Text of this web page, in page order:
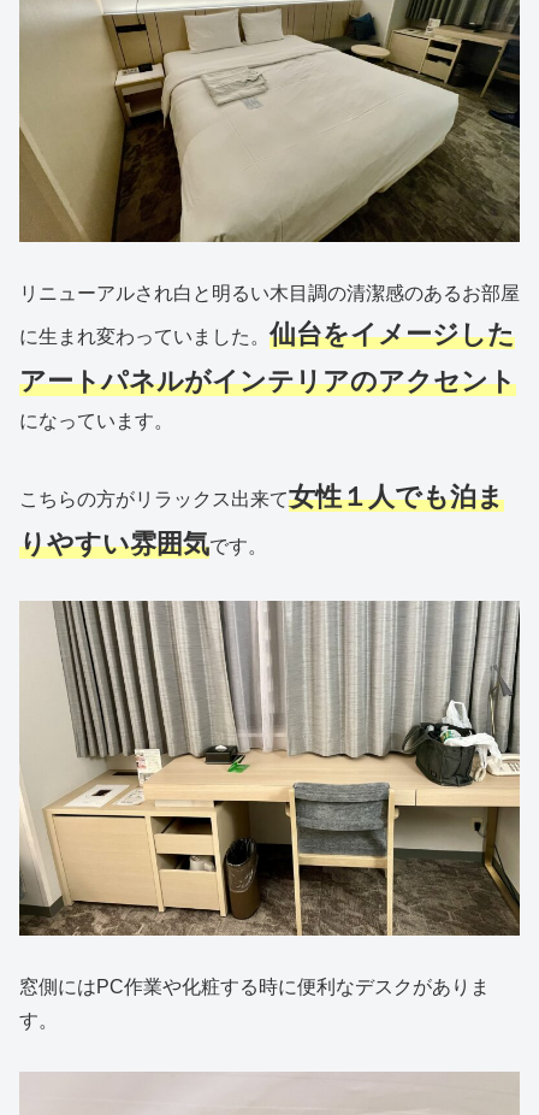
リニューアルされ白と明るい木目調の清潔感のあるお部屋
に生まれ変わっていました。 仙台をイメージした
アートパネルがインテリアのアクセント
になっています。
こちらの方がリラックス出来て女性１人でも泊ま
りやすい雰囲気です。
窓側にはPC作業や化粧する時に便利なデスクがありま
す。